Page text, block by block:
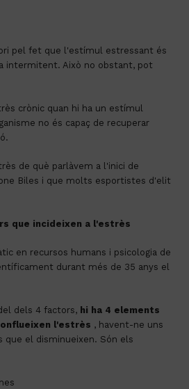
intermitent. Això no obstant, pot
no és capaç de recuperar
Biles i que molts esportistes d'elit
que incideixen a l'estrès
durant més de 35 anys el
dels 4 factors, hi ha 4 elements
l'estrès , havent-ne uns
que el disminueixen. Són els